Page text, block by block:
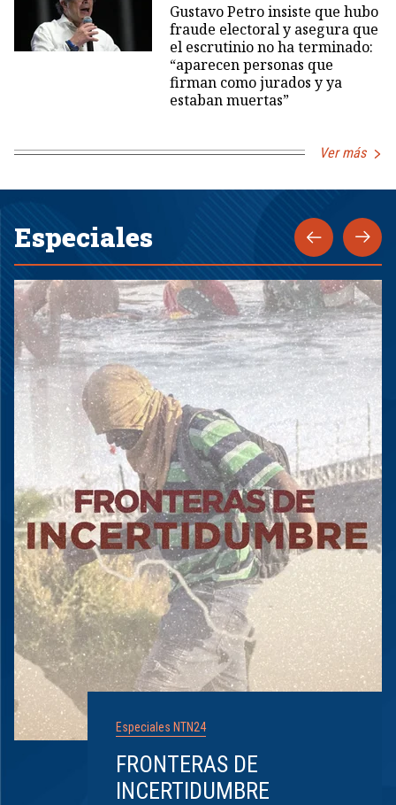
Gustavo Petro insiste que hubo
fraude electoral y asegura que
el escrutinio no ha terminado:
“aparecen personas que
firman como jurados y ya
estaban muertas”
Ver más
Especiales
Especiales NTN24
FRONTERAS DE
INCERTIDUMBRE